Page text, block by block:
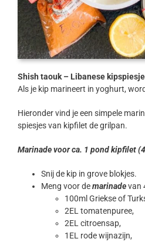
Shish taouk – Libanese
Als je kip marineert in yoghurt,
Hieronder vind je een simpele
spiesjes van kipfilet de grilpan.
Marinade voor ca. 1 pond kipfilet
Snij de kip in grove blokjes.
Meng voor demarinadevan
100ml Griekse of
2EL tomatenpuree,
2EL citroensap,
1EL rode wijnazijn,